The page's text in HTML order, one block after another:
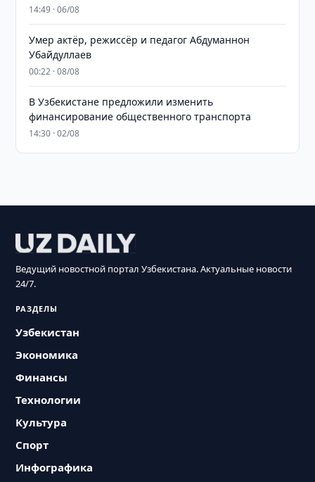
14:49 · 06/08
Умер актёр, режиссёр и педагог Абдуманнон
Убайдуллаев
00:22 · 08/08
В Узбекистане предложили изменить
финансирование общественного транспорта
14:30 · 02/08
Ведущий новостной портал Узбекистана. Актуальные новости
24/7.
РАЗДЕЛЫ
Узбекистан
Экономика
Финансы
Технологии
Культура
Спорт
Инфографика